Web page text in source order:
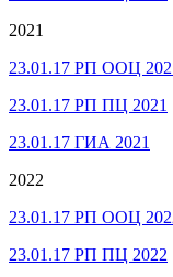
2021
23.01.17 РП ООЦ
23.01.17 РП ПЦ 2021
23.01.17 ГИА 2021
2022
23.01.17 РП ООЦ
23.01.17 РП ПЦ 2022